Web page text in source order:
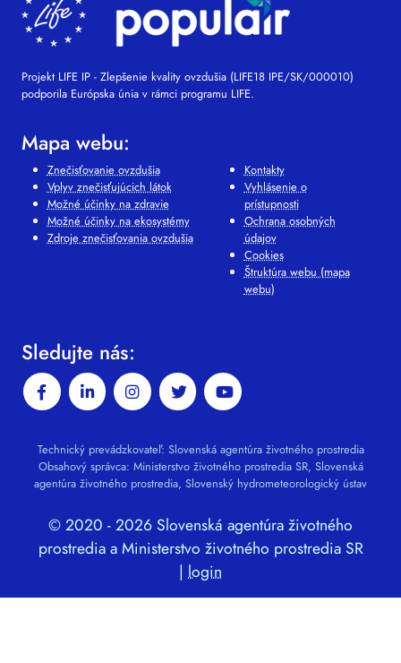
Projekt LIFE IP - Zlepšenie kvality ovzdušia (LIFE18 IPE/SK/000010)
podporila Európska únia v rámci programu LIFE.
Mapa webu:
Znečisťovanie ovzdušia
Vplyv znečisťujúcich látok
Možné účinky na zdravie
Možné účinky na ekosystémy
Zdroje znečisťovania ovzdušia
Kontakty
Vyhlásenie o
prístupnosti
Ochrana osobných
údajov
Cookies
Štruktúra webu (mapa
webu)
Sledujte nás:
Technický prevádzkovateľ: Slovenská agentúra životného prostredia
Obsahový správca: Ministerstvo životného prostredia SR, Slovenská
agentúra životného prostredia, Slovenský hydrometeorologický ústav
© 2020 - 2026 Slovenská agentúra životného
prostredia a Ministerstvo životného prostredia SR
| login